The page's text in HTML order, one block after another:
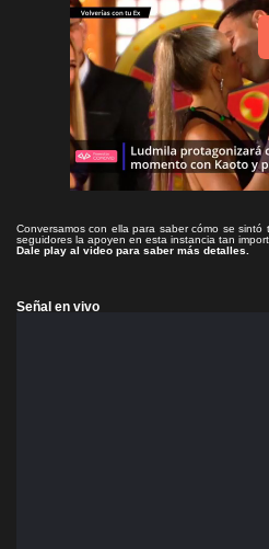
Conversamos con ella para saber cómo se
seguidores la apoyen en esta instancia tan
Dale play al video para saber más detalles.
Señal en vivo